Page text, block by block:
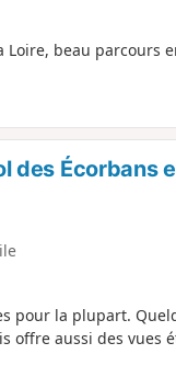
beau parcours
des Écorbans
pour la plupart.
offre aussi des vues